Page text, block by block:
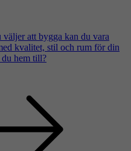
att bygga kan du vara
kvalitet, stil och rum för din
du hem till?